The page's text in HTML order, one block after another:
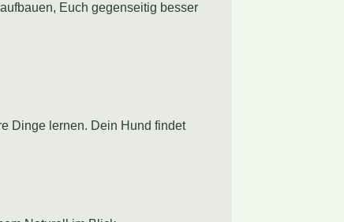
Euch gegenseitig besser
Dinge lernen. Dein Hund findet